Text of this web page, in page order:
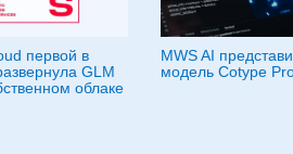
первой в
GLM
облаке
MWS AI
модель Cotype